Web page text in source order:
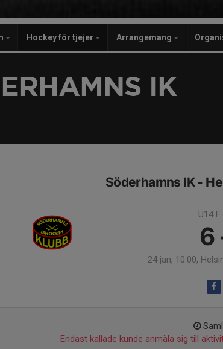
Hockey för tjejer Arrangemang
IK
Söderhamns IK -
U14
6
24 jan, 10:00,
Endast kallade kunde anmäla sig till